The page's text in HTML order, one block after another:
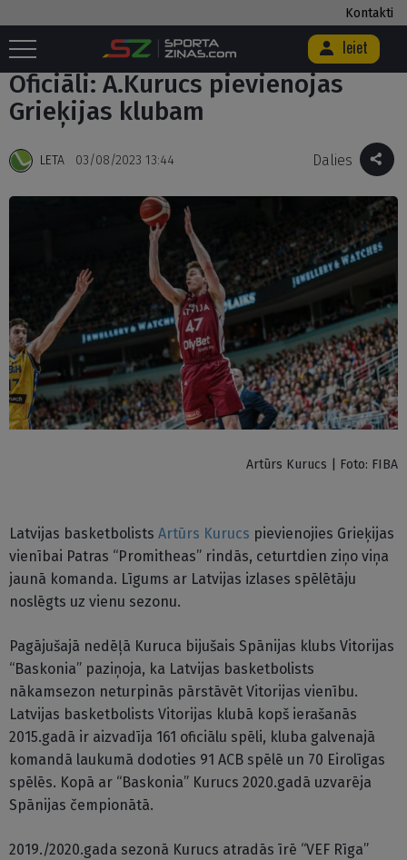
Kontakti
Ieiet
Sākums Basketbols / Oficiāli: A.Kurucs pievienojas Grieķijas klubam
Oficiāli: A.Kurucs pievienojas
Grieķijas klubam
LETA 03/08/2023 13:44 Dalies
Artūrs Kurucs | Foto: FIBA
Latvijas basketbolists Artūrs Kurucs pievienojies Grieķijas
vienībai Patras “Promitheas” rindās, ceturtdien ziņo viņa
jaunā komanda. Līgums ar Latvijas izlases spēlētāju
noslēgts uz vienu sezonu.
Pagājušajā nedēļā Kuruca bijušais Spānijas klubs Vitorijas
“Baskonia” paziņoja, ka Latvijas basketbolists
nākamsezon neturpinās pārstāvēt Vitorijas vienību.
Latvijas basketbolists Vitorijas klubā kopš ierašanās
2015.gadā ir aizvadīja 161 oficiālu spēli, kluba galvenajā
komandā laukumā dodoties 91 ACB spēlē un 70 Eirolīgas
spēlēs. Kopā ar “Baskonia” Kurucs 2020.gadā uzvarēja
Spānijas čempionātā.
2019./2020.gada sezonā Kurucs atradās īrē “VEF Rīga”